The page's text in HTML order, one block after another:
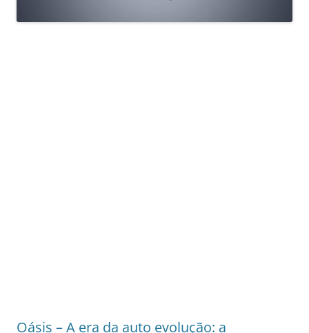
Oásis – A era da auto evolução: a